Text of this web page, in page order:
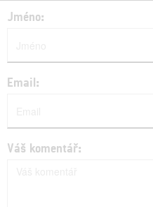
Jméno:
Email:
Váš komentář: